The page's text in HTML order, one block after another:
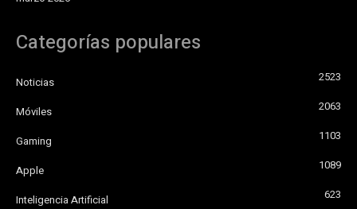
Categorías populares
Noticias 2523
Móviles 2063
Gaming 1103
Apple 1089
Inteligencia Artificial 623